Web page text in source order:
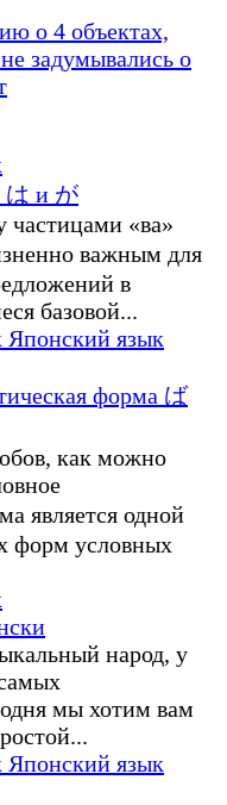
о 4 объектах,
задумывались о
は и が
«ва»
важным для
в
базовой...
Японский язык
форма ば
как можно
является одной
форм условных
народ, у
мы хотим вам
Японский язык